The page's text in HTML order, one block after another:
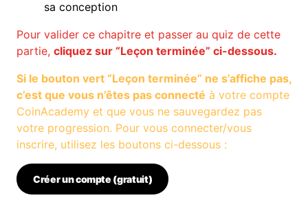
sa conception
Pour valider ce chapitre et passer au quiz de cette
partie, cliquez sur “Leçon terminée” ci-dessous.
Si le bouton vert “Leçon terminée” ne s’affiche pas,
c’est que vous n’êtes pas connecté à votre compte
CoinAcademy et que vous ne sauvegardez pas
votre progression. Pour vous connecter/vous
inscrire, utilisez les boutons ci-dessous :
Créer un compte (gratuit)